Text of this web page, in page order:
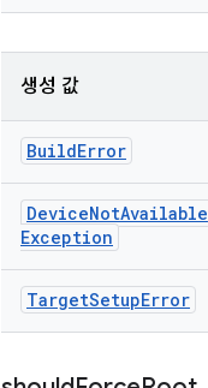
생성 값
BuildError
DeviceNotAvailable
Exception
TargetSetupError